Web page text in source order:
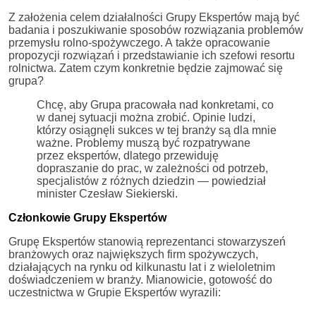
Z założenia celem działalności Grupy Ekspertów mają być
badania i poszukiwanie sposobów rozwiązania problemów
przemysłu rolno-spożywczego. A także opracowanie
propozycji rozwiązań i przedstawianie ich szefowi resortu
rolnictwa. Zatem czym konkretnie będzie zajmować się
grupa?
Chcę, aby Grupa pracowała nad konkretami, co
w danej sytuacji można zrobić. Opinie ludzi,
którzy osiągnęli sukces w tej branży są dla mnie
ważne. Problemy muszą być rozpatrywane
przez ekspertów, dlatego przewiduję
dopraszanie do prac, w zależności od potrzeb,
specjalistów z różnych dziedzin — powiedział
minister Czesław Siekierski.
Członkowie Grupy Ekspertów
Grupę Ekspertów stanowią reprezentanci stowarzyszeń
branżowych oraz największych firm spożywczych,
działających na rynku od kilkunastu lat i z wieloletnim
doświadczeniem w branży. Mianowicie, gotowość do
uczestnictwa w Grupie Ekspertów wyrazili: